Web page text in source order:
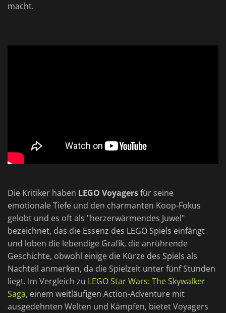
macht.
Die Kritiker haben LEGO Voyagersfür seine
emotionale Tiefe und den charmanten Koop-Fokus
gelobt und es oft als "herzerwärmendes Juwel"
bezeichnet, das die Essenz des LEGO Spiels einfängt
und loben die lebendige Grafik, die anrührende
Geschichte, obwohl einige die Kürze des Spiels als
Nachteil anmerken, da die Spielzeit unter fünf Stunden
liegt. Im Vergleich zu LEGO Star Wars: The Skywalker
Saga, einem weitläufigen Action-Adventure mit
ausgedehnten Welten und Kämpfen, bietet Voyagers